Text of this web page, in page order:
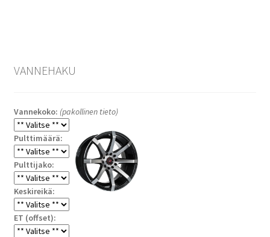
VANNEHAKU
Vannekoko: (pakollinen tieto)
Pulttimäärä:
Pulttijako:
Keskireikä:
ET (offset):